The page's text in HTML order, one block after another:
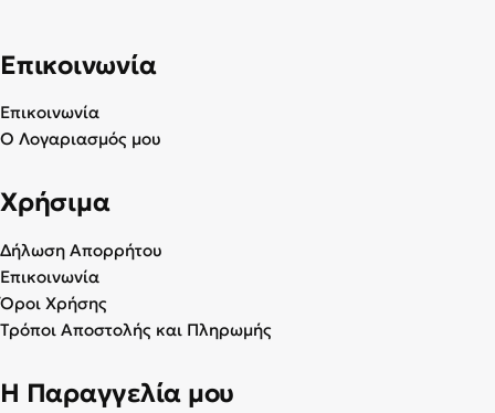
Επικοινωνία
Επικοινωνία
Ο Λογαριασμός μου
Χρήσιμα
Δήλωση Απορρήτου
Επικοινωνία
Όροι Χρήσης
Τρόποι Αποστολής και Πληρωμής
Η Παραγγελία μου